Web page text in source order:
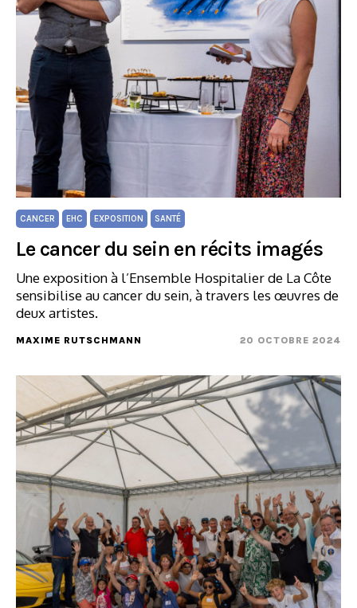
CANCER EHC EXPOSITION SANTÉ
Le cancer du sein en récits imagés
Une exposition à l’Ensemble Hospitalier de La Côte
sensibilise au cancer du sein, à travers les œuvres de
deux artistes.
MAXIME RUTSCHMANN 20 OCTOBRE 2024